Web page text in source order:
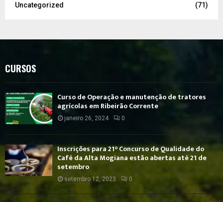
Uncategorized
(71)
CURSOS
Curso de Operação e manutenção de tratores
agrícolas em Ribeirão Corrente
janeiro 26, 2024 0
Inscrições para 21° Concurso de Qualidade do
Café da Alta Mogiana estão abertas até 21 de
setembro
setembro 12, 2023 0